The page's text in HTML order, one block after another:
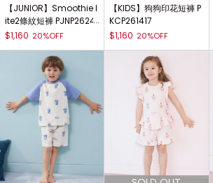
【JUNIOR】Smoothie l
ite2條紋短褲 PJNP2624
24
$1,160 20%OFF
【KIDS】狗狗印花短褲 P
KCP261417
$1,160 20%OFF